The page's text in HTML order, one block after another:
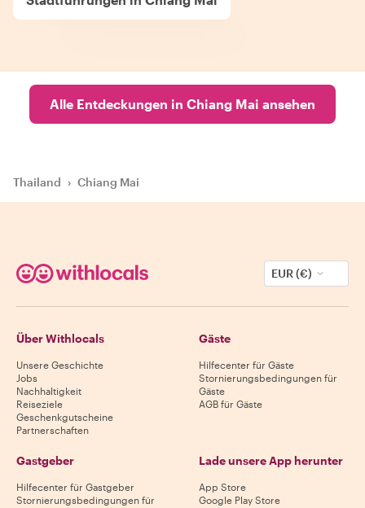
Alle Entdeckungen in Chiang Mai ansehen
Thailand › Chiang Mai
EUR (€)
Über Withlocals
Unsere Geschichte
Jobs
Nachhaltigkeit
Reiseziele
Geschenkgutscheine
Partnerschaften
Gäste
Hilfecenter für Gäste
Stornierungsbedingungen für
Gäste
AGB für Gäste
Gastgeber
Hilfecenter für Gastgeber
Stornierungsbedingungen für
Lade unsere App herunter
App Store
Google Play Store